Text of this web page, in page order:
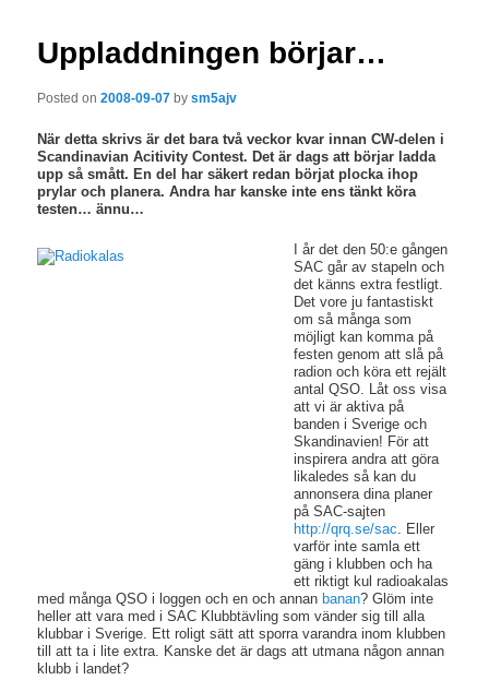
Uppladdningen börjar…
Posted on2008-09-07 bysm5ajv
När detta skrivs är det bara två veckor kvar innan CW-delen i
Scandinavian Acitivity Contest. Det är dags att börjar ladda
upp så smått. En del har säkert redan börjat plocka ihop
prylar och planera. Andra har kanske inte ens tänkt köra
testen… ännu…
I år det den 50:e gången
SAC går av stapeln och
det känns extra festligt.
Det vore ju fantastiskt
om så många som
möjligt kan komma på
festen genom att slå på
radion och köra ett rejält
antal QSO. Låt oss visa
att vi är aktiva på
banden i Sverige och
Skandinavien! För att
inspirera andra att göra
likaledes så kan du
annonsera dina planer
på SAC-sajten
http://qrq.se/sac. Eller
varför inte samla ett
gäng i klubben och ha
ett riktigt kul radioakalas
med många QSO i loggen och en och annan banan? Glöm inte
heller att vara med i SAC Klubbtävling som vänder sig till alla
klubbar i Sverige. Ett roligt sätt att sporra varandra inom klubben
till att ta i lite extra. Kanske det är dags att utmana någon annan
klubb i landet?